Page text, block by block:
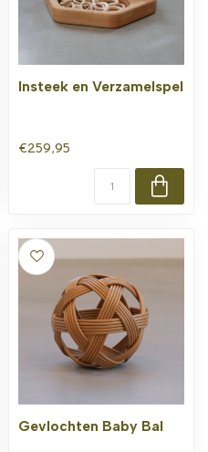
Insteek en Verzamelspel
€259,95
Gevlochten Baby Bal